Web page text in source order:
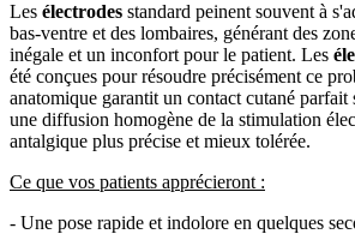
Les électrodes standard peinent souvent à
bas-ventre et des lombaires, générant des
inégale et un inconfort pour le patient. Les
été conçues pour résoudre précisément ce
anatomique garantit un contact cutané parfait
une diffusion homogène de la stimulation
antalgique plus précise et mieux tolérée.
Ce que vos patients apprécieront :
- Une pose rapide et indolore en quelques